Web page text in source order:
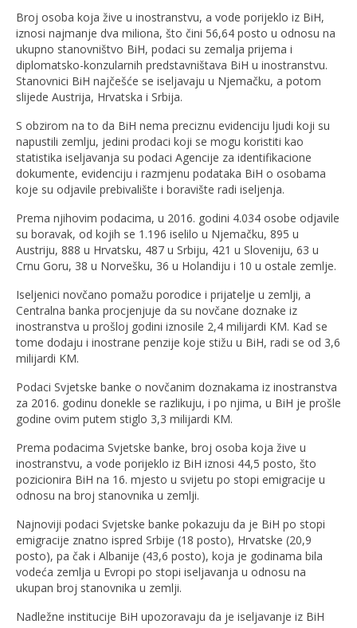
Broj osoba koja žive u inostranstvu, a vode porijeklo iz BiH,
iznosi najmanje dva miliona, što čini 56,64 posto u odnosu na
ukupno stanovništvo BiH, podaci su zemalja prijema i
diplomatsko-konzularnih predstavništava BiH u inostranstvu.
Stanovnici BiH najčešće se iseljavaju u Njemačku, a potom
slijede Austrija, Hrvatska i Srbija.
S obzirom na to da BiH nema preciznu evidenciju ljudi koji su
napustili zemlju, jedini prodaci koji se mogu koristiti kao
statistika iseljavanja su podaci Agencije za identifikacione
dokumente, evidenciju i razmjenu podataka BiH o osobama
koje su odjavile prebivalište i boravište radi iseljenja.
Prema njihovim podacima, u 2016. godini 4.034 osobe odjavile
su boravak, od kojih se 1.196 iselilo u Njemačku, 895 u
Austriju, 888 u Hrvatsku, 487 u Srbiju, 421 u Sloveniju, 63 u
Crnu Goru, 38 u Norvešku, 36 u Holandiju i 10 u ostale zemlje.
Iseljenici novčano pomažu porodice i prijatelje u zemlji, a
Centralna banka procjenjuje da su novčane doznake iz
inostranstva u prošloj godini iznosile 2,4 milijardi KM. Kad se
tome dodaju i inostrane penzije koje stižu u BiH, radi se od 3,6
milijardi KM.
Podaci Svjetske banke o novčanim doznakama iz inostranstva
za 2016. godinu donekle se razlikuju, i po njima, u BiH je prošle
godine ovim putem stiglo 3,3 milijardi KM.
Prema podacima Svjetske banke, broj osoba koja žive u
inostranstvu, a vode porijeklo iz BiH iznosi 44,5 posto, što
pozicionira BiH na 16. mjesto u svijetu po stopi emigracije u
odnosu na broj stanovnika u zemlji.
Najnoviji podaci Svjetske banke pokazuju da je BiH po stopi
emigracije znatno ispred Srbije (18 posto), Hrvatske (20,9
posto), pa čak i Albanije (43,6 posto), koja je godinama bila
vodeća zemlja u Evropi po stopi iseljavanja u odnosu na
ukupan broj stanovnika u zemlji.
Nadležne institucije BiH upozoravaju da je iseljavanje iz BiH